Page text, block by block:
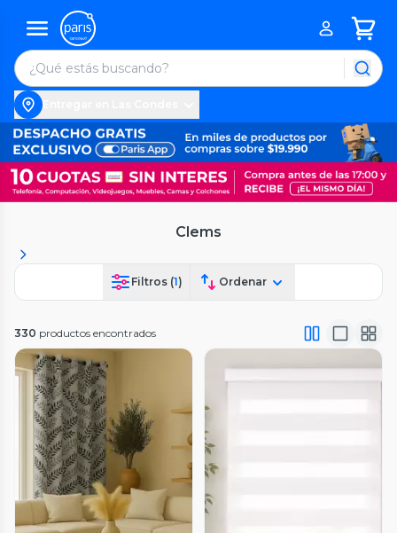
Clems
Filtros (1) Ordenar
330 productos encontrados